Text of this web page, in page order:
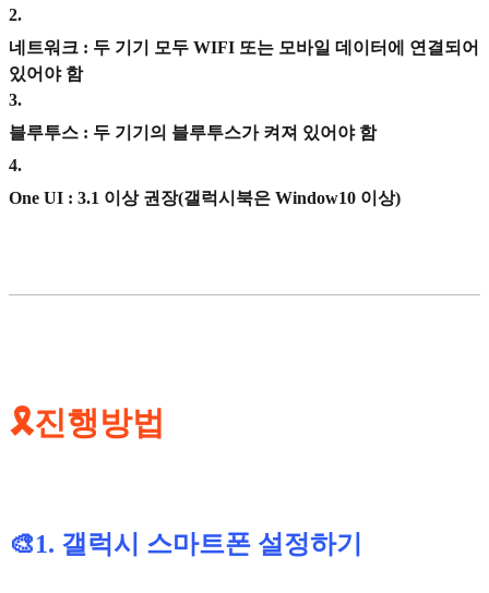
2.
네트워크 : 두 기기 모두 WIFI 또는 모바일 데이터에 연결되어
있어야 함
3.
블루투스 : 두 기기의 블루투스가 켜져 있어야 함
4.
One UI : 3.1 이상 권장(갤럭시북은 Window10 이상)
🎗진행방법
🎨1. 갤럭시 스마트폰 설정하기